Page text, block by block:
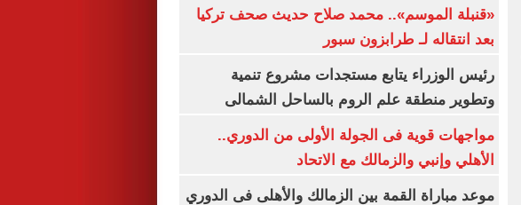
«قنبلة الموسم».. محمد صلاح حديث صحف تركيا
بعد انتقاله لـ طرابزون سبور
رئيس الوزراء يتابع مستجدات مشروع تنمية
وتطوير منطقة علم الروم بالساحل الشمالى
مواجهات قوية فى الجولة الأولى من الدوري..
الأهلي وإنبي والزمالك مع الاتحاد
موعد مباراة القمة بين الزمالك والأهلى فى الدوري